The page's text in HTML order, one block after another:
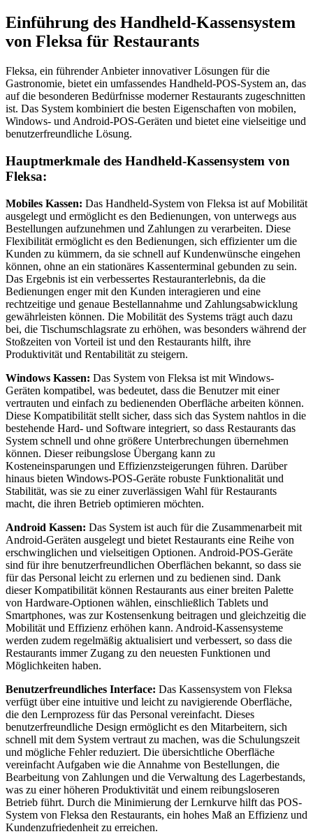
Einführung des Handheld-Kassensystem
von Fleksa für Restaurants
Fleksa, ein führender Anbieter innovativer Lösungen für die
Gastronomie, bietet ein umfassendes Handheld-POS-System an, das
auf die besonderen Bedürfnisse moderner Restaurants zugeschnitten
ist. Das System kombiniert die besten Eigenschaften von mobilen,
Windows- und Android-POS-Geräten und bietet eine vielseitige und
benutzerfreundliche Lösung.
Hauptmerkmale des Handheld-Kassensystem von
Fleksa:
Mobiles Kassen: Das Handheld-System von Fleksa ist auf Mobilität
ausgelegt und ermöglicht es den Bedienungen, von unterwegs aus
Bestellungen aufzunehmen und Zahlungen zu verarbeiten. Diese
Flexibilität ermöglicht es den Bedienungen, sich effizienter um die
Kunden zu kümmern, da sie schnell auf Kundenwünsche eingehen
können, ohne an ein stationäres Kassenterminal gebunden zu sein.
Das Ergebnis ist ein verbessertes Restauranterlebnis, da die
Bedienungen enger mit den Kunden interagieren und eine
rechtzeitige und genaue Bestellannahme und Zahlungsabwicklung
gewährleisten können. Die Mobilität des Systems trägt auch dazu
bei, die Tischumschlagsrate zu erhöhen, was besonders während der
Stoßzeiten von Vorteil ist und den Restaurants hilft, ihre
Produktivität und Rentabilität zu steigern.
Windows Kassen: Das System von Fleksa ist mit Windows-
Geräten kompatibel, was bedeutet, dass die Benutzer mit einer
vertrauten und einfach zu bedienenden Oberfläche arbeiten können.
Diese Kompatibilität stellt sicher, dass sich das System nahtlos in die
bestehende Hard- und Software integriert, so dass Restaurants das
System schnell und ohne größere Unterbrechungen übernehmen
können. Dieser reibungslose Übergang kann zu
Kosteneinsparungen und Effizienzsteigerungen führen. Darüber
hinaus bieten Windows-POS-Geräte robuste Funktionalität und
Stabilität, was sie zu einer zuverlässigen Wahl für Restaurants
macht, die ihren Betrieb optimieren möchten.
Android Kassen: Das System ist auch für die Zusammenarbeit mit
Android-Geräten ausgelegt und bietet Restaurants eine Reihe von
erschwinglichen und vielseitigen Optionen. Android-POS-Geräte
sind für ihre benutzerfreundlichen Oberflächen bekannt, so dass sie
für das Personal leicht zu erlernen und zu bedienen sind. Dank
dieser Kompatibilität können Restaurants aus einer breiten Palette
von Hardware-Optionen wählen, einschließlich Tablets und
Smartphones, was zur Kostensenkung beitragen und gleichzeitig die
Mobilität und Effizienz erhöhen kann. Android-Kassensysteme
werden zudem regelmäßig aktualisiert und verbessert, so dass die
Restaurants immer Zugang zu den neuesten Funktionen und
Möglichkeiten haben.
Benutzerfreundliches Interface: Das Kassensystem von Fleksa
verfügt über eine intuitive und leicht zu navigierende Oberfläche,
die den Lernprozess für das Personal vereinfacht. Dieses
benutzerfreundliche Design ermöglicht es den Mitarbeitern, sich
schnell mit dem System vertraut zu machen, was die Schulungszeit
und mögliche Fehler reduziert. Die übersichtliche Oberfläche
vereinfacht Aufgaben wie die Annahme von Bestellungen, die
Bearbeitung von Zahlungen und die Verwaltung des Lagerbestands,
was zu einer höheren Produktivität und einem reibungsloseren
Betrieb führt. Durch die Minimierung der Lernkurve hilft das POS-
System von Fleksa den Restaurants, ein hohes Maß an Effizienz und
Kundenzufriedenheit zu erreichen.